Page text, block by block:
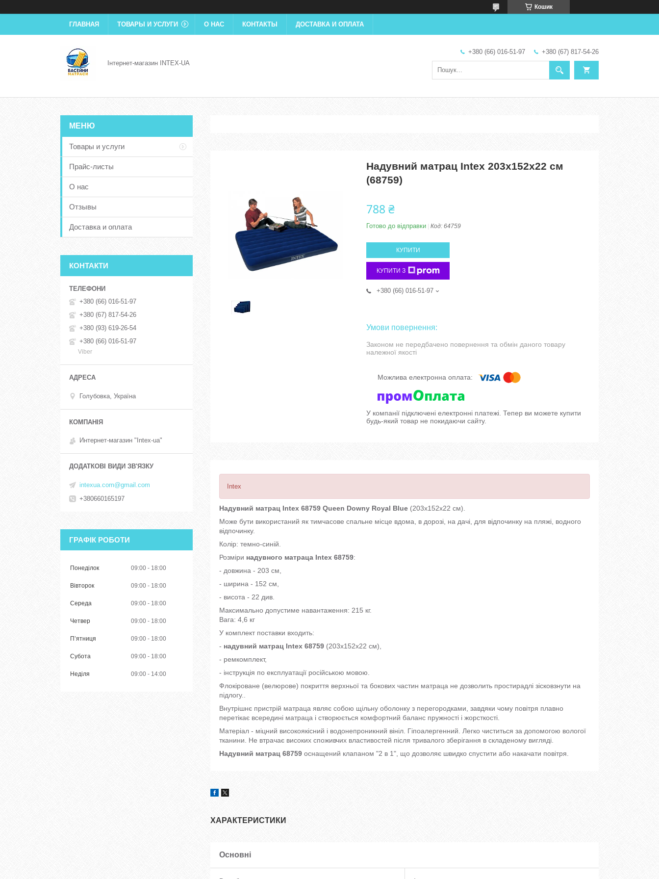
Кошик
ГЛАВНАЯ ТОВАРЫ И УСЛУГИ О НАС КОНТАКТЫ ДОСТАВКА И ОПЛАТА
Інтернет-магазин INTEX-UA
+380 (66) 016-51-97 +380 (67) 817-54-26
Надувний матрац Intex 203х152х22 см
(68759)
788 ₴
Готово до відправки Код: 64759
КУПИТИ
КУПИТИ З
+380 (66) 016-51-97
Законом не передбачено повернення та обмін даного товару
належної якості
У компанії підключені електронні платежі. Тепер ви можете купити
будь-який товар не покидаючи сайту.
Intex
Надувний матрац Intex 68759 Queen Downy Royal Blue (203х152х22 см).
Може бути використаний як тимчасове спальне місце вдома, в дорозі, на дачі, для відпочинку на пляжі, водного
відпочинку.
Колір: темно-синій.
Розміри надувного матраца Intex 68759:
- довжина - 203 см,
- ширина - 152 см,
- висота - 22 див.
Максимально допустиме навантаження: 215 кг.
Вага: 4,6 кг
У комплект поставки входить:
- надувний матрац Intex 68759 (203х152х22 см),
- ремкомплект,
- інструкція по експлуатації російською мовою.
Флокіроване (велюрове) покриття верхньої та бокових частин матраца не дозволить простирадлі зісковзнути на
підлогу..
Внутрішнє пристрій матраца являє собою щільну оболонку з перегородками, завдяки чому повітря плавно
перетікає всередині матраца і створюється комфортний баланс пружності і жорсткості.
Матеріал - міцний високоякісний і водонепроникний вініл. Гіпоалергенний. Легко чиститься за допомогою вологої
тканини. Не втрачає високих споживчих властивостей після тривалого зберігання в складеному вигляді.
Надувний матрац 68759 оснащений клапаном "2 в 1", що дозволяє швидко спустити або накачати повітря.
ХАРАКТЕРИСТИКИ
Основні
Товары и услуги
Прайс-листы
О нас
Отзывы
Доставка и оплата
КОНТАКТИ
+380 (66) 016-51-97
+380 (67) 817-54-26
+380 (93) 619-26-54
+380 (66) 016-51-97
Viber
Голубовка, Україна
Интернет-магазин "Intex-ua"
intexua.com@gmail.com
+380660165197
ГРАФІК РОБОТИ
Понеділок 09:00 18:00
Вівторок 09:00 18:00
Середа 09:00 18:00
Четвер 09:00 18:00
Пʼятниця 09:00 18:00
Субота 09:00 18:00
Неділя 09:00 14:00